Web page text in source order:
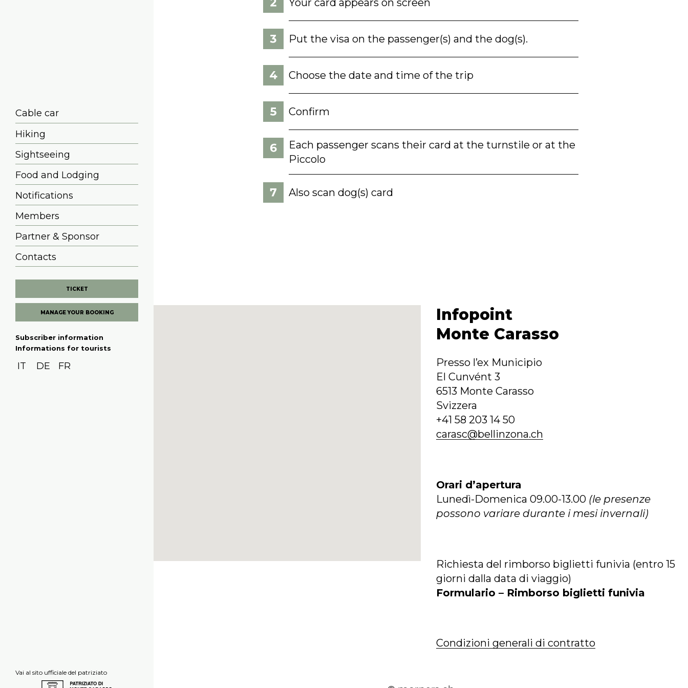
Cable car
Hiking
Sightseeing
Food and Lodging
Notifications
Members
Partner & Sponsor
Contacts
TICKET
MANAGE YOUR BOOKING
Subscriber information
Informations for tourists
IT DE FR
Vai al sito ufficiale del patriziato
Your card appears on screen
Put the visa on the passenger(s) and the dog(s).
Choose the date and time of the trip
Confirm
Each passenger scans their card at the turnstile or at the
Piccolo
Also scan dog(s) card
Infopoint
Monte Carasso
Presso l’ex Municipio
El Cunvént 3
6513 Monte Carasso
Svizzera
+41 58 203 14 50
carasc@bellinzona.ch
Orari d’apertura
Lunedì-Domenica 09.00-13.00 (le presenze
possono variare durante i mesi invernali)
Richiesta del rimborso biglietti funivia (entro 15
giorni dalla data di viaggio)
Formulario – Rimborso biglietti funivia
Condizioni generali di contratto